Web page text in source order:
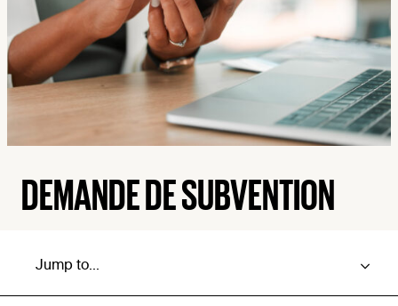
DEMANDE DE SUBVENTION